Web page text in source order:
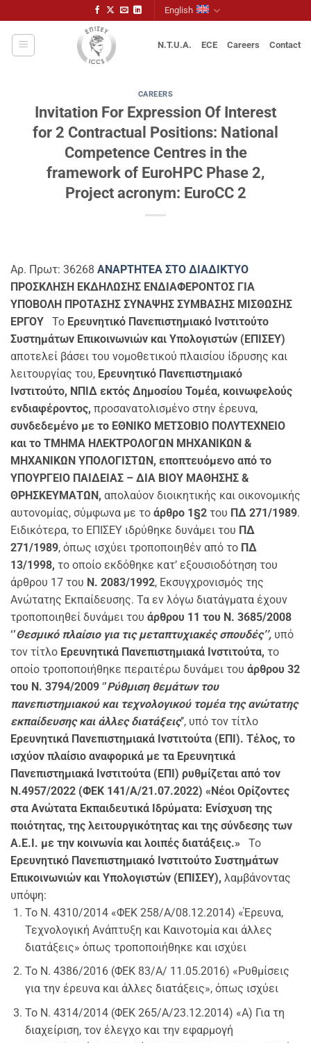
to
content
English
N.T.U.A. ECE Careers Contact
CAREERS
Invitation For Expression Of Interest
for 2 Contractual Positions: National
Competence Centres in the
framework of EuroHPC Phase 2,
Project acronym: EuroCC 2
Αρ. Πρωτ: 36268 ΑΝΑΡΤΗΤΕΑ ΣΤΟ ΔΙΑΔΙΚΤΥΟ
ΠΡΟΣΚΛΗΣΗ ΕΚΔΗΛΩΣΗΣ ΕΝΔΙΑΦΕΡΟΝΤΟΣ ΓΙΑ
ΥΠΟΒΟΛΗ ΠΡΟΤΑΣΗΣ ΣΥΝΑΨΗΣ ΣΥΜΒΑΣΗΣ ΜΙΣΘΩΣΗΣ
ΕΡΓΟΥ
Το Ερευνητικό Πανεπιστημιακό Ινστιτούτο
Συστημάτων Επικοινωνιών και Υπολογιστών (ΕΠΙΣΕΥ)
αποτελεί βάσει του νομοθετικού πλαισίου ίδρυσης και
λειτουργίας του, Ερευνητικό Πανεπιστημιακό
Ινστιτούτο, ΝΠΙΔ εκτός Δημοσίου Τομέα, κοινωφελούς
ενδιαφέροντος, προσανατολισμένο στην έρευνα,
συνδεδεμένο με το ΕΘΝΙΚΟ ΜΕΤΣΟΒΙΟ ΠΟΛΥΤΕΧΝΕΙΟ
και το ΤΜΗΜΑ ΗΛΕΚΤΡΟΛΟΓΩΝ ΜΗΧΑΝΙΚΩΝ &
ΜΗΧΑΝΙΚΩΝ ΥΠΟΛΟΓΙΣΤΩΝ, εποπτευόμενο από το
ΥΠΟΥΡΓΕΙΟ ΠΑΙΔΕΙΑΣ – ΔΙΑ ΒΙΟΥ ΜΑΘΗΣΗΣ &
ΘΡΗΣΚΕΥΜΑΤΩΝ, απολαύον διοικητικής και οικονομικής
αυτονομίας, σύμφωνα με το άρθρο 1§2 του ΠΔ 271/1989.
Ειδικότερα, το ΕΠΙΣΕΥ ιδρύθηκε δυνάμει του ΠΔ
271/1989, όπως ισχύει τροποποιηθέν από το ΠΔ
13/1998, το οποίο εκδόθηκε κατ’ εξουσιοδότηση του
άρθρου 17 του Ν. 2083/1992, Εκσυγχρονισμός της
Ανώτατης Εκπαίδευσης. Τα εν λόγω διατάγματα έχουν
τροποποιηθεί δυνάμει του άρθρου 11 του Ν. 3685/2008
‘’Θεσμικό πλαίσιο για τις μεταπτυχιακές σπουδές’’, υπό
τον τίτλο Ερευνητικά Πανεπιστημιακά Ινστιτούτα, το
οποίο τροποποιήθηκε περαιτέρω δυνάμει του άρθρου 32
του N. 3794/2009 ‘’Ρύθμιση θεμάτων του
πανεπιστημιακού και τεχνολογικού τομέα της ανώτατης
εκπαίδευσης και άλλες διατάξεις’’, υπό τον τίτλο
Ερευνητικά Πανεπιστημιακά Ινστιτούτα (ΕΠΙ). Τέλος, το
ισχύον πλαίσιο αναφορικά με τα Ερευνητικά
Πανεπιστημιακά Ινστιτούτα (ΕΠΙ) ρυθμίζεται από τον
Ν.4957/2022 (ΦΕΚ 141/Α/21.07.2022) «Νέοι Ορίζοντες
στα Ανώτατα Εκπαιδευτικά Ιδρύματα: Ενίσχυση της
ποιότητας, της λειτουργικότητας και της σύνδεσης των
Α.Ε.Ι. με την κοινωνία και λοιπές διατάξεις.» Το
Ερευνητικό Πανεπιστημιακό Ινστιτούτο Συστημάτων
Επικοινωνιών και Υπολογιστών (ΕΠΙΣΕΥ), λαμβάνοντας
υπόψη:
Το Ν. 4310/2014 «ΦΕΚ 258/Α/08.12.2014) «Έρευνα,
Τεχνολογική Ανάπτυξη και Καινοτομία και άλλες
διατάξεις» όπως τροποποιήθηκε και ισχύει
Το Ν. 4386/2016 (ΦΕΚ 83/Α/ 11.05.2016) «Ρυθμίσεις
για την έρευνα και άλλες διατάξεις», όπως ισχύει
Το Ν. 4314/2014 (ΦΕΚ 265/Α/23.12.2014) «Α) Για τη
διαχείριση, τον έλεγχο και την εφαρμογή